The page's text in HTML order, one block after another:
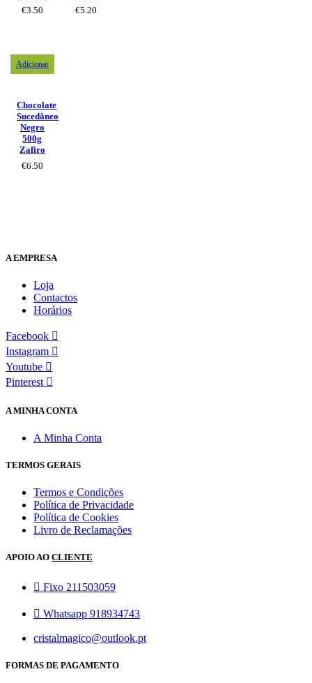
€3.50
€5.20
Adicionar
Chocolate
Sucedâneo
Negro
500g
Zafiro
€6.50
A EMPRESA
Loja
Contactos
Horários
Facebook
Instagram
Youtube
Pinterest
A MINHA CONTA
A Minha Conta
TERMOS GERAIS
Termos e Condições
Política de Privacidade
Política de Cookies
Livro de Reclamações
APOIO AO CLIENTE
Fixo 211503059
Whatsapp 918934743
cristalmagico@outlook.pt
FORMAS DE PAGAMENTO